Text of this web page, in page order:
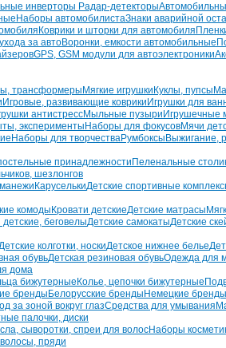
инверторы Радар-детекторы
Наборы автомобилистаЗнаки аварийной
Коврики и шторки для автомобиля
за автоВоронки, емкости автомобильные
GPS, GSM модули для автоэлектроники
трансформеры Мягкие игрушки Куклы, пупсы
Игровые, развивающие коврики Игрушки для
антистрессМыльные пузыри Игрушечные
эксперименты Наборы для фокусовМячи
Наборы для творчестваРумбоксы Выжигание,
принадлежности Пеленальные
шезлонгов
КаруселькиДетские спортивные
комоды Кровати детскиеДетские матрасы
беговелыДетские самокатыДетские
колготки, носкиДетское нижнее белье
обувьДетская резиновая обувьОдежда для
дома
бижутерные Колье, цепочки бижутерные
бренды Белорусские бренды Немецкие бренды
за зоной вокруг глазСредства для умывания
палочки, диски
сыворотки, спреи для волосНаборы
пряди